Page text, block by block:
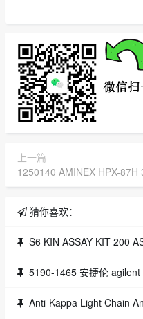
上一篇
1250140 AMINEX HPX-
猜你喜欢：
S6 KIN ASSAY KIT 200
5190-1465 安捷伦
Anti-Kappa Light Chain